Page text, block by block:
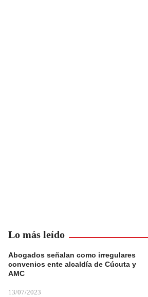
Lo más leído
Abogados señalan como irregulares
convenios ente alcaldía de Cúcuta y
AMC
13/07/2023